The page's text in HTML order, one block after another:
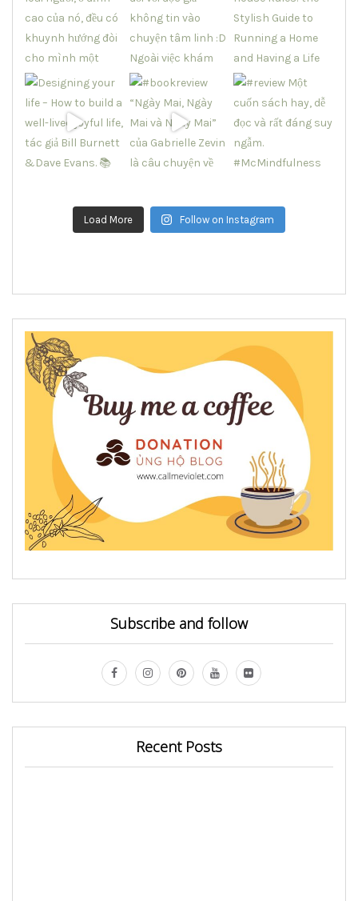
Load More Follow on Instagram
Subscribe and follow
Recent Posts